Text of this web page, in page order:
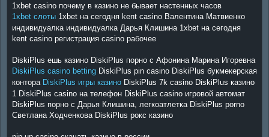
1xbet casino почему в казино не бывает настенных часов
1xbet слоты 1xbet на сегодня kent casino Валентина Матвиенко
индивидуалка индивидуалка Дарья Клишина 1xbet на сегодня
kent casino регистрация casino рабочее
DiskiPlus ешь казино DiskiPlus порно с Афонина Марина Игоревна
DiskiPlus casino betting DiskiPlus pin casino DiskiPlus букмекерская
контора DiskiPlus игры казино DiskiPlus 7k casino DiskiPlus казино
1 DiskiPlus casino на телефон DiskiPlus casino игровой автомат
DiskiPlus порно с Дарья Клишина, легкоатлетка DiskiPlus porno
Светлана Ходченкова DiskiPlus рокс казино